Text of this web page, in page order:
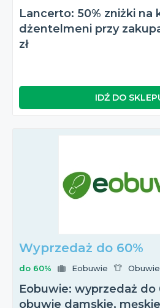
Lancerto: 50% zniżki na
dżentelmeni przy
zł
IDŹ DO
Wyprzedaż do 60%
do 60% Eobuwie
Eobuwie: wyprzedaż do
obuwie damskie,